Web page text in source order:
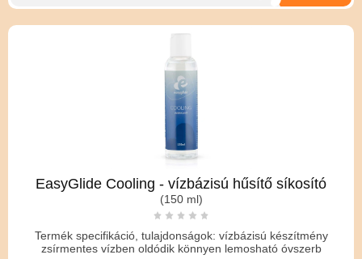
EasyGlide Cooling - vízbázisú hűsítő síkosító
(150 ml)
Termék specifikáció, tulajdonságok: vízbázisú készítmény
zsírmentes vízben oldódik könnyen lemosható óvszerb